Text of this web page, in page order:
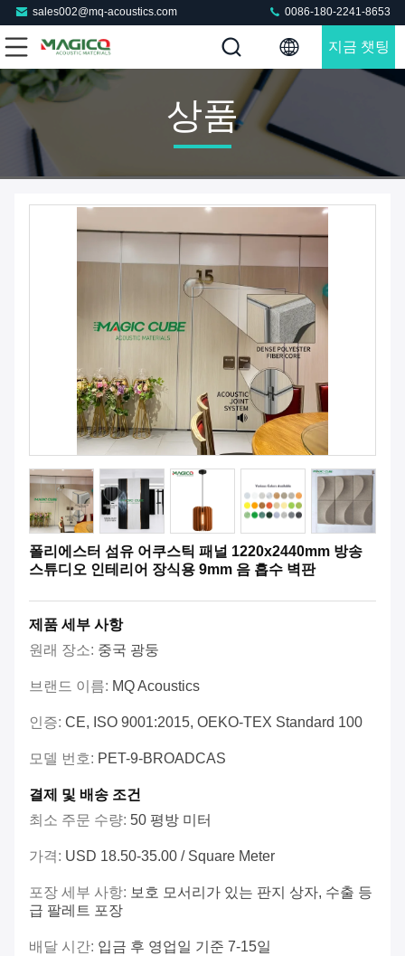
sales002@mq-acoustics.com 0086-180-2241-8653
지금 챗팅
상품
폴리에스터 섬유 어쿠스틱 패널 1220x2440mm 방송
스튜디오 인테리어 장식용 9mm 음 흡수 벽판
제품 세부 사항
원래 장소: 중국 광둥
브랜드 이름: MQ Acoustics
인증: CE, ISO 9001:2015, OEKO-TEX Standard 100
모델 번호: PET-9-BROADCAS
결제 및 배송 조건
최소 주문 수량: 50 평방 미터
가격: USD 18.50-35.00 / Square Meter
포장 세부 사항: 보호 모서리가 있는 판지 상자, 수출 등
급 팔레트 포장
배달 시간: 입금 후 영업일 기준 7-15일